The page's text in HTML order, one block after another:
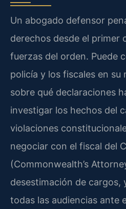
Un abogado defensor
derechos desde el primer
fuerzas del orden. Puede
policía y los fiscales en su
sobre qué declaraciones
investigar los hechos del
violaciones
negociar con el fiscal del
(Commonwealth’s
desestimación de cargos,
todas las audiencias ante